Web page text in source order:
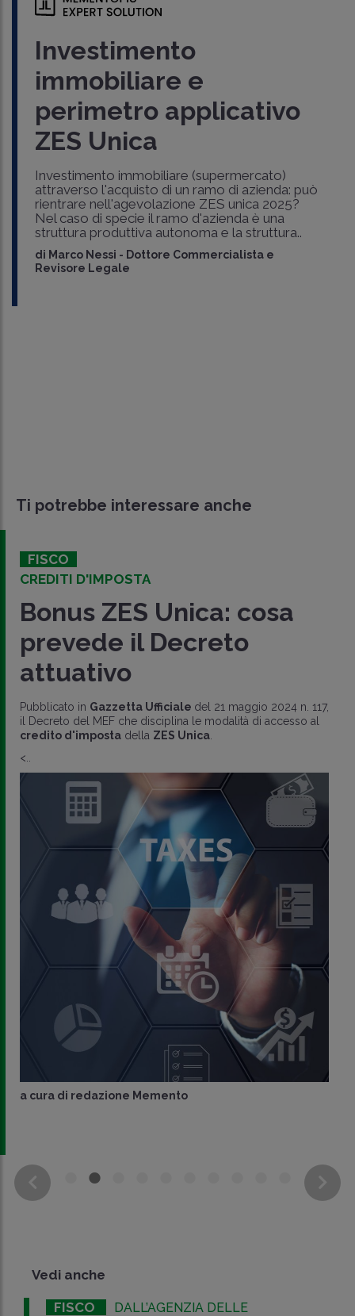
Investimento
immobiliare e
perimetro applicativo
ZES Unica
Investimento immobiliare (supermercato)
attraverso l'acquisto di un ramo di azienda: può
rientrare nell'agevolazione ZES unica 2025?
Nel caso di specie il ramo d'azienda è una
struttura produttiva autonoma e la struttura..
di Marco Nessi - Dottore Commercialista e
Revisore Legale
Ti potrebbe interessare anche
FISCO
CREDITI D'IMPOSTA
Bonus ZES Unica: cosa
prevede il Decreto
attuativo
Pubblicato in Gazzetta Ufficiale del 21 maggio 2024 n. 117,
il Decreto del MEF che disciplina le modalità di accesso al
credito d'imposta della ZES Unica
<..
a cura di redazione Memento
Vedi anche
FISCO
DALL’AGENZIA DELLE